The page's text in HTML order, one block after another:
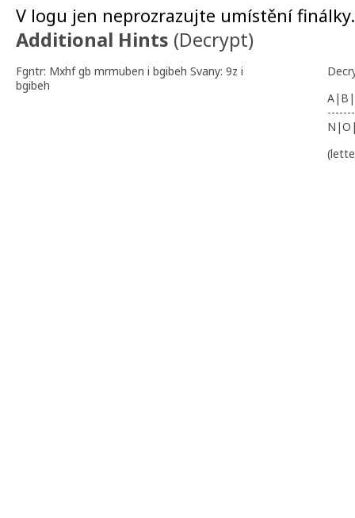
V logu jen neprozrazujte umístění finálky.
Additional Hints (Decrypt)
Fgntr: Mxhf gb mrmuben i bgibeh Svany: 9z i
bgibeh